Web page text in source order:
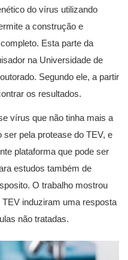
do vírus utilizando
a construção e
Esta parte da
na Universidade de
Segundo ele, a partir
os resultados.
vírus que não tinha mais a
ser pela protease do TEV, e
plataforma que pode ser
estudos também de
O trabalho mostrou
induziram uma resposta
não tratadas.